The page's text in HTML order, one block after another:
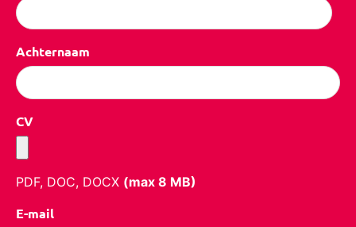
Achternaam
CV
PDF, DOC, DOCX (max 8 MB)
E-mail